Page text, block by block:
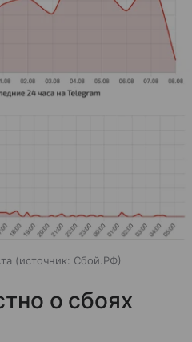
источник: Сбой.РФ
о сбоях